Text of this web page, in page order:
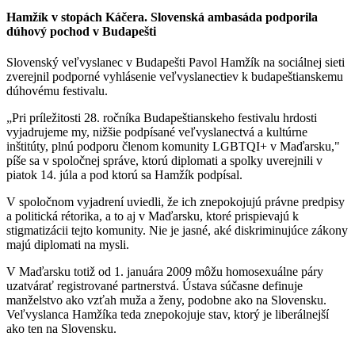
Hamžík v stopách Káčera. Slovenská ambasáda podporila
dúhový pochod v Budapešti
Slovenský veľvyslanec v Budapešti Pavol Hamžík na sociálnej sieti
zverejnil podporné vyhlásenie veľvyslanectiev k budapeštianskemu
dúhovému festivalu.
„Pri príležitosti 28. ročníka Budapeštianskeho festivalu hrdosti
vyjadrujeme my, nižšie podpísané veľvyslanectvá a kultúrne
inštitúty, plnú podporu členom komunity LGBTQI+ v Maďarsku,"
píše sa v spoločnej správe, ktorú diplomati a spolky uverejnili v
piatok 14. júla a pod ktorú sa Hamžík podpísal.
V spoločnom vyjadrení uviedli, že ich znepokojujú právne predpisy
a politická rétorika, a to aj v Maďarsku, ktoré prispievajú k
stigmatizácii tejto komunity. Nie je jasné, aké diskriminujúce zákony
majú diplomati na mysli.
V Maďarsku totiž od 1. januára 2009 môžu homosexuálne páry
uzatvárať registrované partnerstvá. Ústava súčasne definuje
manželstvo ako vzťah muža a ženy, podobne ako na Slovensku.
Veľvyslanca Hamžíka teda znepokojuje stav, ktorý je liberálnejší
ako ten na Slovensku.